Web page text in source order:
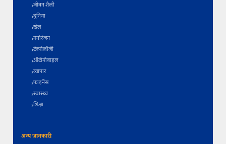
जीवन शैली
दुनिया
खेल
मनोरंजन
टेक्नोलॉजी
ऑटोमोबाइल
व्यापार
फाइनेंस
स्वास्थ्य
शिक्षा
अन्य जानकारी